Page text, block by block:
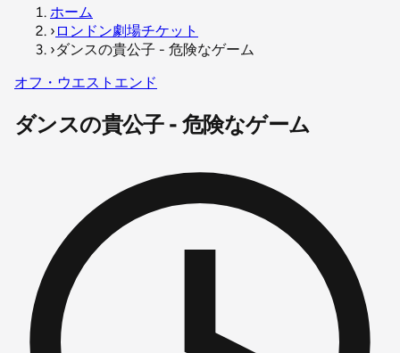
ホーム
› ロンドン劇場チケット
›ダンスの貴公子 - 危険なゲーム
オフ・ウエストエンド
ダンスの貴公子 - 危険なゲーム